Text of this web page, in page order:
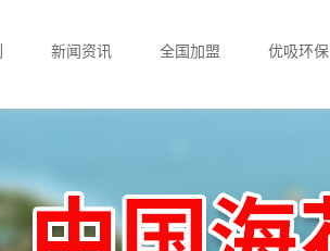
新闻资讯 全国加盟 优吸环保